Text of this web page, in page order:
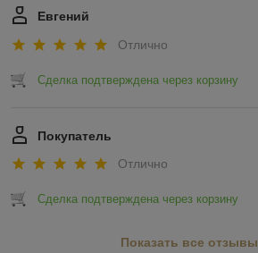
Евгений
Отлично
Сделка подтверждена через корзину
Покупатель
Отлично
Сделка подтверждена через корзину
Показать все отзывы